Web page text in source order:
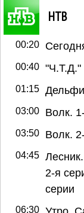
НТВ
00:20
00:40 "Ч.T.Д."
01:15
03:00 Волк.
03:50 Волк.
04:45
2-я
серии
06:30